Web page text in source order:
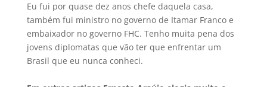
Eu fui por quase dez anos chefe daquela casa,
também fui ministro no governo de Itamar Franco e
embaixador no governo FHC. Tenho muita pena dos
jovens diplomatas que vão ter que enfrentar um
Brasil que eu nunca conheci.